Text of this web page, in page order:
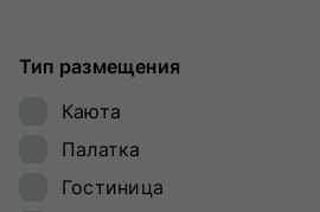
Тип размещения
Каюта
Палатка
Гостиница